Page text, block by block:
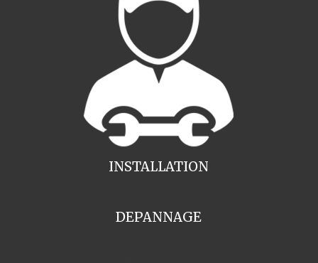
INSTALLATION
DEPANNAGE